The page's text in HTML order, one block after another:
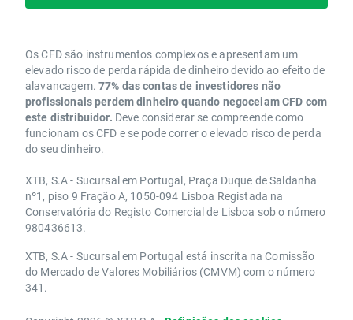
Os CFD são instrumentos complexos e apresentam um
elevado risco de perda rápida de dinheiro devido ao efeito de
alavancagem. 77% das contas de investidores não
profissionais perdem dinheiro quando negoceiam CFD com
este distribuidor. Deve considerar se compreende como
funcionam os CFD e se pode correr o elevado risco de perda
do seu dinheiro.
XTB, S.A - Sucursal em Portugal, Praça Duque de Saldanha
nº1, piso 9 Fração A, 1050-094 Lisboa Registada na
Conservatória do Registo Comercial de Lisboa sob o número
980436613.
XTB, S.A - Sucursal em Portugal está inscrita na Comissão
do Mercado de Valores Mobiliários (CMVM) com o número
341.